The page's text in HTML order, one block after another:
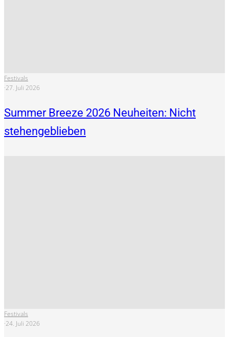
Festivals
·27. Juli 2026
Summer Breeze 2026 Neuheiten: Nicht
stehengeblieben
Festivals
·24. Juli 2026